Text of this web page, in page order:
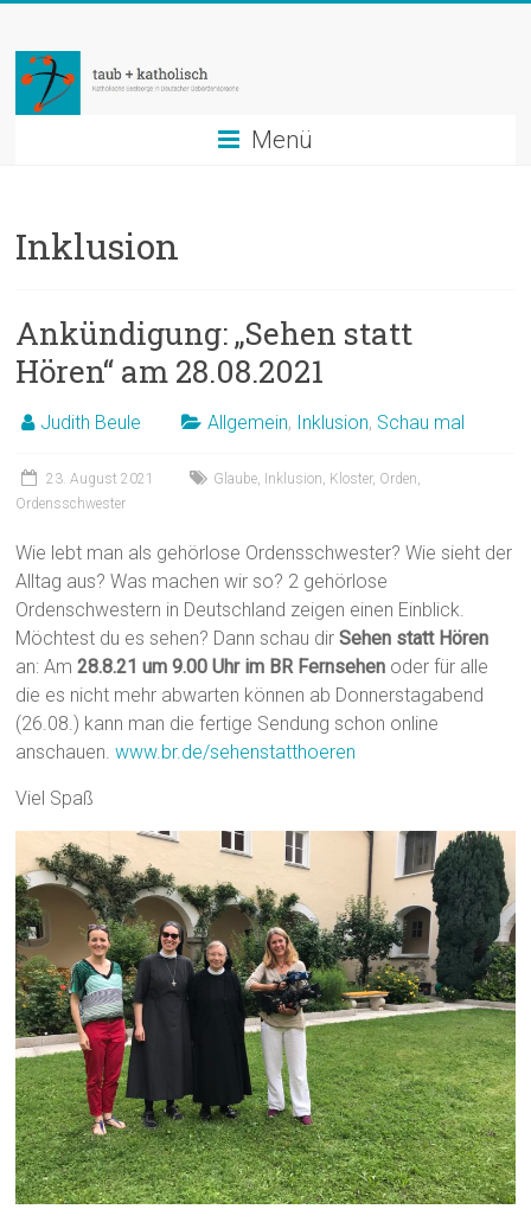
springen
taub
+
katholisch
Menü
Inklusion
Ankündigung: „Sehen statt
Hören“ am 28.08.2021
Judith Beule Allgemein, Inklusion, Schau mal
23. August 2021 Glaube Inklusion Kloster, Orden
Ordensschwester
Wie lebt man als gehörlose Ordensschwester? Wie sieht der
Alltag aus? Was machen wir so? 2 gehörlose
Ordenschwestern in Deutschland zeigen einen Einblick.
Möchtest du es sehen? Dann schau dirSehen statt Hören
an: Am 28.8.21 um 9.00 Uhr im BR Fernsehen oder für alle
die es nicht mehr abwarten können ab Donnerstagabend
(26.08.) kann man die fertige Sendung schon online
anschauen.www.br.de/sehenstatthoeren
Viel Spaß